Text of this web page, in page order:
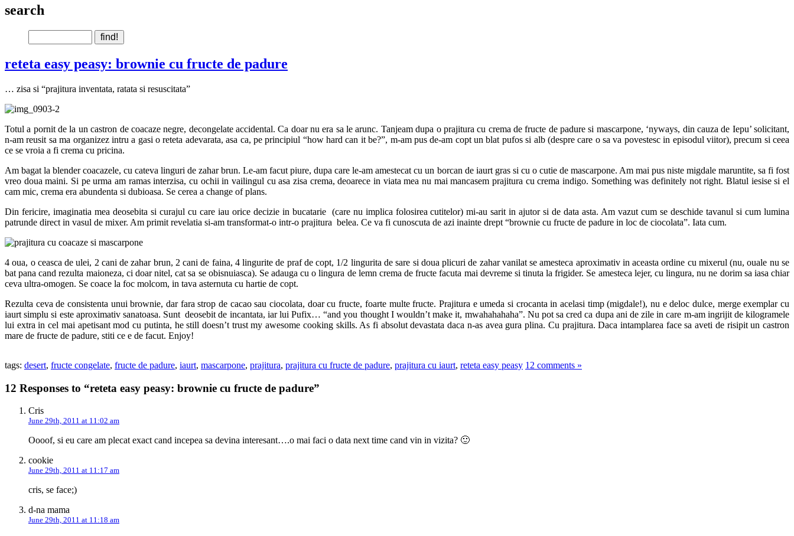
search
reteta easy peasy: brownie cu fructe de padure
… zisa si “prajitura inventata, ratata si resuscitata”
Totul a pornit de la un castron de coacaze negre, decongelate accidental. Ca doar nu era sa le arunc. Tanjeam dupa o prajitura cu crema de fructe de padure si mascarpone, ‘nyways, din cauza de Iepu’ solicitant,
n-am reusit sa ma organizez intru a gasi o reteta adevarata, asa ca, pe principiul “how hard can it be?”, m-am pus de-am copt un blat pufos si alb (despre care o sa va povestesc in episodul viitor), precum si ceea
ce se vroia a fi crema cu pricina.
Am bagat la blender coacazele, cu cateva linguri de zahar brun. Le-am facut piure, dupa care le-am amestecat cu un borcan de iaurt gras si cu o cutie de mascarpone. Am mai pus niste migdale maruntite, sa fi fost
vreo doua maini. Si pe urma am ramas interzisa, cu ochii in vailingul cu asa zisa crema, deoarece in viata mea nu mai mancasem prajitura cu crema indigo. Something was definitely not right. Blatul iesise si el
cam mic, crema era abundenta si dubioasa. Se cerea a change of plans.
Din fericire, imaginatia mea deosebita si curajul cu care iau orice decizie in bucatarie (care nu implica folosirea cutitelor) mi-au sarit in ajutor si de data asta. Am vazut cum se deschide tavanul si cum lumina
patrunde direct in vasul de mixer. Am primit revelatia si-am transformat-o intr-o prajitura belea. Ce va fi cunoscuta de azi inainte drept “brownie cu fructe de padure in loc de ciocolata”. Iata cum.
4 oua, o ceasca de ulei, 2 cani de zahar brun, 2 cani de faina, 4 lingurite de praf de copt, 1/2 lingurita de sare si doua plicuri de zahar vanilat se amesteca aproximativ in aceasta ordine cu mixerul (nu, ouale nu se
bat pana cand rezulta maioneza, ci doar nitel, cat sa se obisnuiasca). Se adauga cu o lingura de lemn crema de fructe facuta mai devreme si tinuta la frigider. Se amesteca lejer, cu lingura, nu ne dorim sa iasa chiar
ceva ultra-omogen. Se coace la foc molcom, in tava asternuta cu hartie de copt.
Rezulta ceva de consistenta unui brownie, dar fara strop de cacao sau ciocolata, doar cu fructe, foarte multe fructe. Prajitura e umeda si crocanta in acelasi timp (migdale!), nu e deloc dulce, merge exemplar cu
iaurt simplu si este aproximativ sanatoasa. Sunt deosebit de incantata, iar lui Pufix… “and you thought I wouldn’t make it, mwahahahaha”. Nu pot sa cred ca dupa ani de zile in care m-am ingrijit de kilogramele
lui extra in cel mai apetisant mod cu putinta, he still doesn’t trust my awesome cooking skills. As fi absolut devastata daca n-as avea gura plina. Cu prajitura. Daca intamplarea face sa aveti de risipit un castron
mare de fructe de padure, stiti ce e de facut. Enjoy!
tags: desert, fructe congelate, fructe de padure, iaurt, mascarpone, prajitura, prajitura cu fructe de padure, prajitura cu iaurt, reteta easy peasy 12 comments »
12 Responses to “reteta easy peasy: brownie cu fructe de padure”
Cris
June 29th, 2011 at 11:02 am
Oooof, si eu care am plecat exact cand incepea sa devina interesant….o mai faci o data next time cand vin in vizita? 🙂
cookie
June 29th, 2011 at 11:17 am
cris, se face;)
d-na mama
June 29th, 2011 at 11:18 am